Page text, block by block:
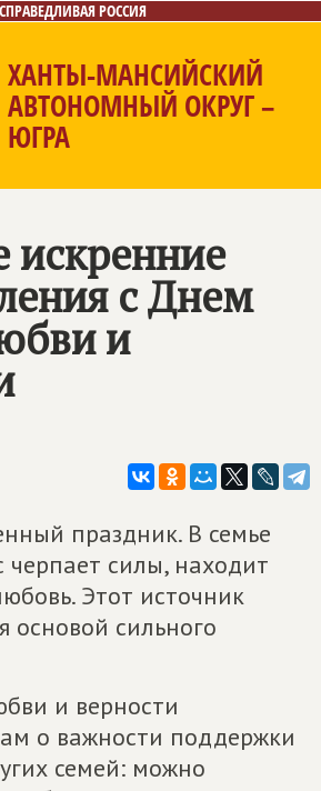
СПРАВЕДЛИВАЯ РОССИЯ
ХАНТЫ-МАНСИЙСКИЙ
АВТОНОМНЫЙ ОКРУГ –
ЮГРА
с Днем
и
праздник. В семье
силы, находит
Этот источник
основой сильного
и верности
о важности поддержки
семей: можно